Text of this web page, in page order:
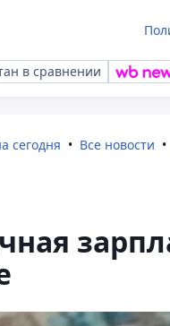
в сравнении
сегодня Все новости